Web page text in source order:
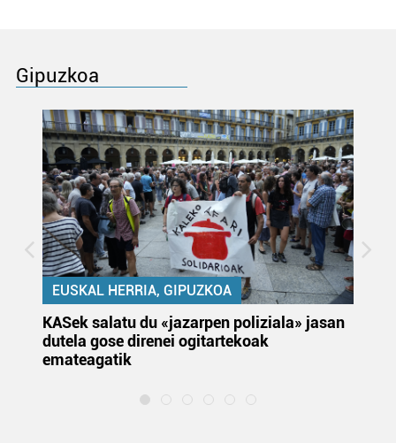
Gipuzkoa
EUSKAL HERRIA, GIPUZKOA
KASek salatu du «jazarpen poliziala» jasan
dutela gose direnei ogitartekoak
emateagatik